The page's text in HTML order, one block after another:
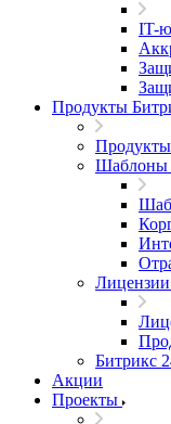
IT-
Продукты
Шаблоны
Битрикс
Акции
Проекты